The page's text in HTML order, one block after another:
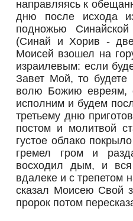
направляясь к
дню после исхода
подножью
(Синай и Хорив -
Моисей взошел на
израилевым: если
Завет Мой, то
волю Божию евреям,
исполним и будем
третьему дню
постом и молитвой
густое облако
гремел гром и
восходил дым, и
вдалеке и с трепетом
сказал Моисею Свой
пророк потом